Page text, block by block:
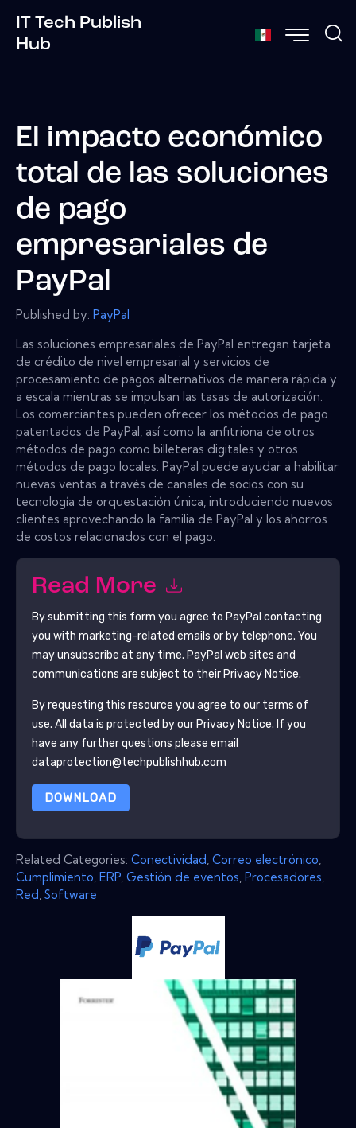
IT Tech Publish
Hub
El impacto económico
total de las soluciones
de pago
empresariales de
PayPal
Published by: PayPal
Las soluciones empresariales de PayPal entregan tarjeta
de crédito de nivel empresarial y servicios de
procesamiento de pagos alternativos de manera rápida y
a escala mientras se impulsan las tasas de autorización.
Los comerciantes pueden ofrecer los métodos de pago
patentados de PayPal, así como la anfitriona de otros
métodos de pago como billeteras digitales y otros
métodos de pago locales. PayPal puede ayudar a habilitar
nuevas ventas a través de canales de socios con su
tecnología de orquestación única, introduciendo nuevos
clientes aprovechando la familia de PayPal y los ahorros
de costos relacionados con el pago.
Read More
By submitting this form you agree to PayPal contacting
you with marketing-related emails or by telephone. You
may unsubscribe at any time. PayPal web sites and
communications are subject to their Privacy Notice.
By requesting this resource you agree to our terms of
use. All data is protected by our Privacy Notice. If you
have any further questions please email
dataprotection@techpublishhub.com
DOWNLOAD
Related Categories: Conectividad Correo electrónico
Cumplimiento ERP Gestión de eventos Procesadores
Red Software